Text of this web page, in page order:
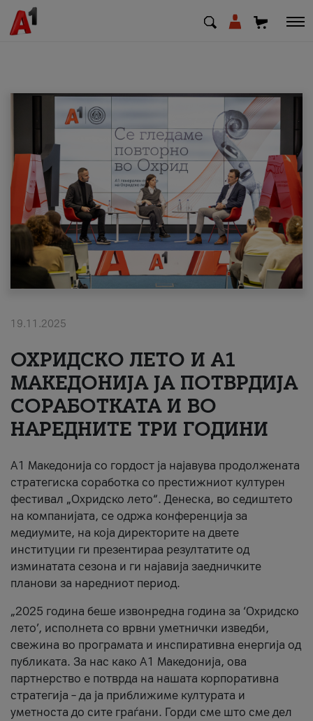
МК SQ
Приватни Деловни
Поддршка
Надополни кредит
#ПодобарОнлајн
19.11.2025
ОХРИДСКО ЛЕТО И A1
МАКЕДОНИЈА ЈА ПОТВРДИЈА
СОРАБОТКАТА И ВО
НАРЕДНИТЕ ТРИ ГОДИНИ
A1 Македонија со гордост ја најавува продолжената
стратегиска соработка со престижниот културен
фестивал „Охридско лето“. Денеска, во седиштето
на компанијата, се одржа конференција за
медиумите, на која директорите на двете
институции ги презентираа резултатите од
изминатата сезона и ги најавија заедничките
планови за наредниот период.
„2025 година беше извонредна година за ‘Охридско
лето’, исполнета со врвни уметнички изведби,
свежина во програмата и инспиративна енергија од
публиката. За нас како A1 Македонија, ова
партнерство е потврда на нашата корпоративна
стратегија – да ја приближиме културата и
уметноста до сите граѓани. Горди сме што сме дел